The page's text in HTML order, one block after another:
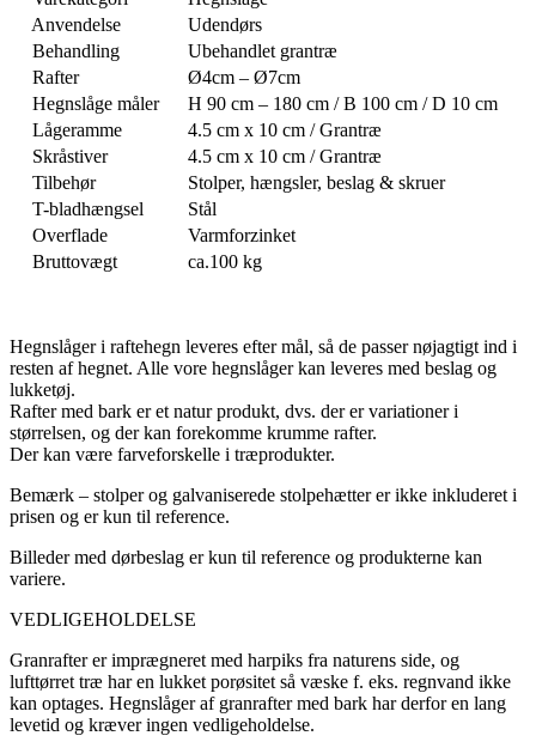
Anvendelse
Udendørs
Behandling
Ubehandlet grantræ
Rafter
Ø4cm – Ø7cm
Hegnslåge måler
H 90 cm – 180 cm / B 100 cm / D 10 cm
Lågeramme
4.5 cm x 10 cm / Grantræ
Skråstiver
4.5 cm x 10 cm / Grantræ
Tilbehør
Stolper, hængsler, beslag & skruer
T-bladhængsel
Stål
Overflade
Varmforzinket
Bruttovægt
ca.100 kg
Hegnslåger i raftehegn leveres efter mål, så de passer nøjagtigt ind i
resten af hegnet. Alle vore hegnslåger kan leveres med beslag og
lukketøj.
Rafter med bark er et natur produkt, dvs. der er variationer i
størrelsen, og der kan forekomme krumme rafter.
Der kan være farveforskelle i træprodukter.
Bemærk – stolper og galvaniserede stolpehætter er ikke inkluderet i
prisen og er kun til reference.
Billeder med dørbeslag er kun til reference og produkterne kan
variere.
VEDLIGEHOLDELSE
Granrafter er imprægneret med harpiks fra naturens side, og
lufttørret træ har en lukket porøsitet så væske f. eks. regnvand ikke
kan optages. Hegnslåger af granrafter med bark har derfor en lang
levetid og kræver ingen vedligeholdelse.